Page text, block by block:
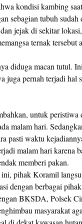
kondisi kambing
sebagian tubuh
jejak di sekitar
ternak tersebut
diduga macan tutul.
juga pernah terjadi hal
untuk
malam hari.
pasti waktu
malam hari karena
memberi pakan.
pihak Koramil
dengan berbagai
BKSDA, Polsek
masyarakat